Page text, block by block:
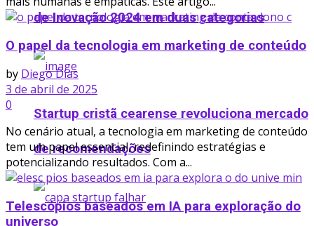
de Inovação 2024 em duas categorias
Startup cristã cearense revoluciona mercado
de recomendações
O papel da tecnologia em marketing de conteúdo
by Diego Dias
3 de abril de 2025
0
No cenário atual, a tecnologia em marketing de conteúdo
tem um papel essencial, redefinindo estratégias e
potencializando resultados. Com a...
Telescópios baseados em IA para exploração do
universo